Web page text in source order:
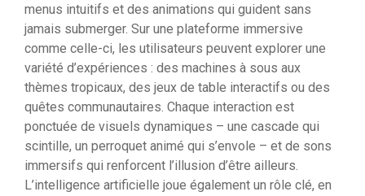
menus intuitifs et des animations qui guident sans
jamais submerger. Sur une plateforme immersive
comme celle-ci, les utilisateurs peuvent explorer une
variété d’expériences : des machines à sous aux
thèmes tropicaux, des jeux de table interactifs ou des
quêtes communautaires. Chaque interaction est
ponctuée de visuels dynamiques – une cascade qui
scintille, un perroquet animé qui s’envole – et de sons
immersifs qui renforcent l’illusion d’être ailleurs.
L’intelligence artificielle joue également un rôle clé, en